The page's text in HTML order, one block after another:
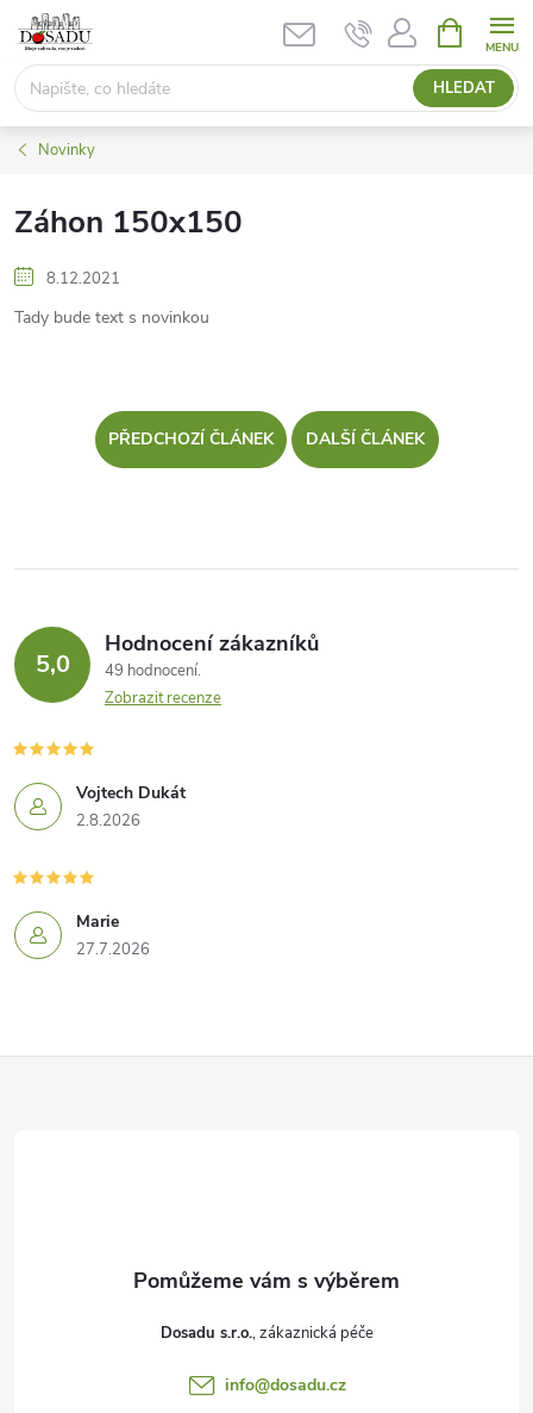
Přejít
obsah
HLEDAT
NÁKUPNÍ
KOŠÍK
Novinky
Záhon 150x150
8.12.2021
Tady bude text s novinkou
PŘEDCHOZÍ ČLÁNEK DALŠÍ ČLÁNEK
5,0
Hodnocení zákazníků
49 hodnocení
Zobrazit recenze
Vojtech Dukát
2.8.2026
Marie
27.7.2026
Dosadu s.r.o.
info@dosadu.cz